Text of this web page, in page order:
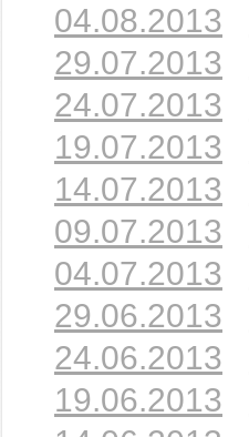
04.08.2013
29.07.2013
24.07.2013
19.07.2013
14.07.2013
09.07.2013
04.07.2013
29.06.2013
24.06.2013
19.06.2013